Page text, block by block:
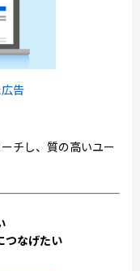
告
チし、質の高いユー
つなげたい